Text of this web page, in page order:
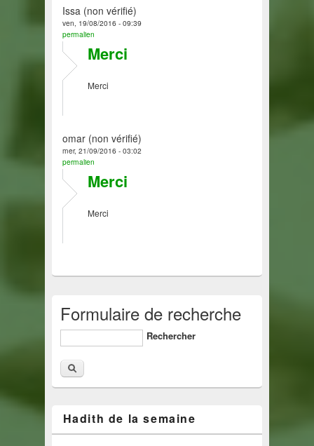
Issa (non vérifié)
ven, 19/08/2016 - 09:39
permalien
Merci
Merci
omar (non vérifié)
mer, 21/09/2016 - 03:02
permalien
Merci
Merci
Formulaire de recherche
Rechercher
Hadith de la semaine